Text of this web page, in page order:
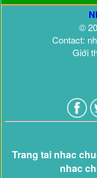
©
Contact:
Giới
Trang tai nhac
nhac